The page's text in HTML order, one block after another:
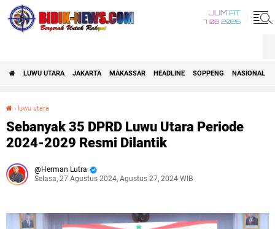
JUM'AT
7 08 2026
LUWU UTARA JAKARTA MAKASSAR HEADLINE SOPPENG NASIONAL
› luwu utara
Sebanyak 35 DPRD Luwu Utara Periode
2024-2029 Resmi Dilantik
Herman Lutra
Selasa, 27 Agustus 2024, Agustus 27, 2024 WIB